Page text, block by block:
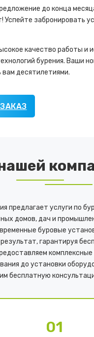
до конца
Успейте забронировать
качество работы и
бурения. Ваши
десятилетиями.
предлагает услуги по
домов, дач и
буровые
гарантируя
комплексные
до установки
бесплатную
01